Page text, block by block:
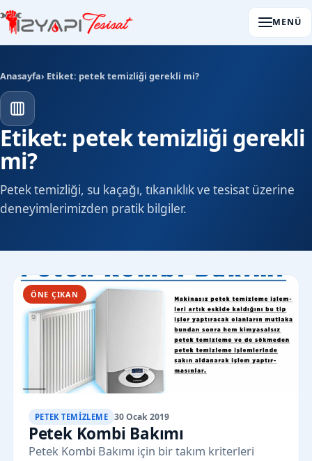
MENÜ
Anasayfa› Etiket: petek temizliği gerekli mi?
Etiket: petek temizliği gerekli
mi?
Petek temizliği, su kaçağı, tıkanıklık ve tesisat üzerine
deneyimlerimizden pratik bilgiler.
ÖNE ÇIKAN
PETEK TEMIZLEME 30 Ocak 2019
Petek Kombi Bakımı
Petek Kombi Bakımı için bir takım kriterleri